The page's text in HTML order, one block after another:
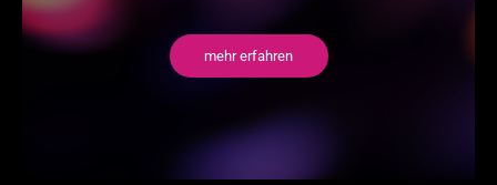
mehr erfahren